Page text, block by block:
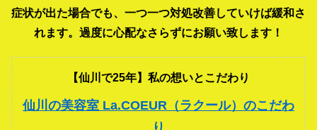
症状が出た場合でも、一つ一つ対処改善していけば緩和さ
れます。過度に心配なさらずにお願い致します！
【仙川で25年】私の想いとこだわり
仙川の美容室 La.COEUR（ラクール）のこだわ
り